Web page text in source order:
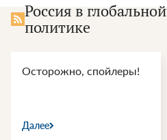
Россия в глобальной
политике
Осторожно, спойлеры!
Далее